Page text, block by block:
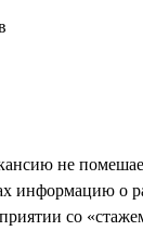
не
информацию о
со